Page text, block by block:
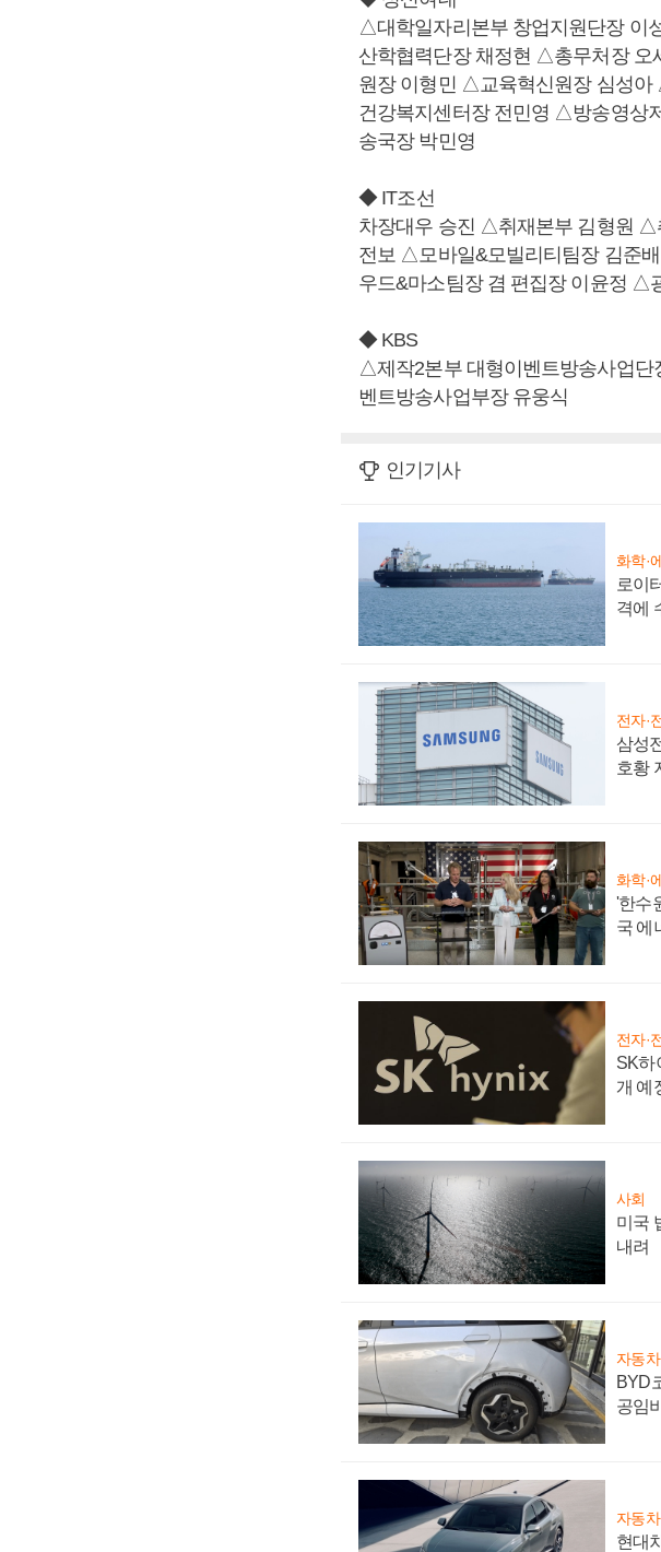
△대학일자리본부 창업지원단장 이
산학협력단장 채정현 △총무처장
원장 이형민 △교육혁신원장 심성
건강복지센터장 전민영 △방송영상
송국장 박민영
◆ IT조선
차장대우 승진 △취재본부 김형원 △
전보 △모바일&모빌리티팀장 김준
우드&마소팀장 겸 편집장 이윤정 △
◆ KBS
△제작2본부 대형이벤트방송사업단
벤트방송사업부장 유웅식
인기기사
화학·
로이
격에
전자·
삼성
호황
화학·
'한수
국 에
전자·
SK하
개 예
사회
미국
내려
자동
BYD
공임
자동
현대